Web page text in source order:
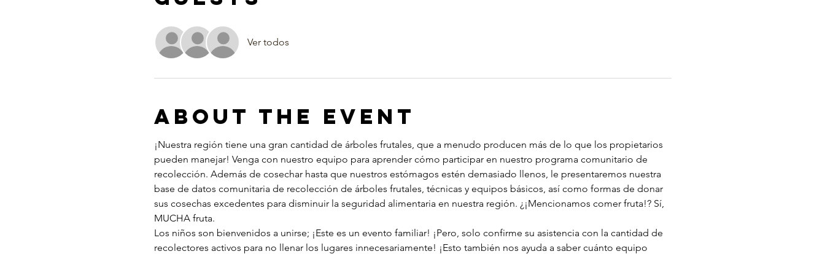
Ver todos
About the Event
¡Nuestra región tiene una gran cantidad de árboles frutales, que a menudo producen más de lo que los propietarios
pueden manejar! Venga con nuestro equipo para aprender cómo participar en nuestro programa comunitario de
recolección. Además de cosechar hasta que nuestros estómagos estén demasiado llenos, le presentaremos nuestra
base de datos comunitaria de recolección de árboles frutales, técnicas y equipos básicos, así como formas de donar
sus cosechas excedentes para disminuir la seguridad alimentaria en nuestra región. ¿¡Mencionamos comer fruta!? Sí,
MUCHA fruta.
Los niños son bienvenidos a unirse; ¡Este es un evento familiar! ¡Pero, solo confirme su asistencia con la cantidad de
recolectores activos para no llenar los lugares innecesariamente! ¡Esto también nos ayuda a saber cuánto equipo